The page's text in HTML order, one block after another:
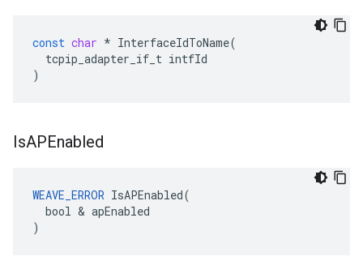
const char * InterfaceIdToName(
tcpip_adapter_if_t intfId
)
IsAPEnabled
WEAVE_ERROR IsAPEnabled(
  bool & apEnabled
)